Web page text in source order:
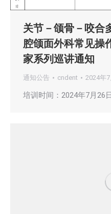
关节－颌骨－咬
腔颌面外科常见操
家系列巡讲通知
通知公告 cndent 2024年7
培训时间：2024年7月26